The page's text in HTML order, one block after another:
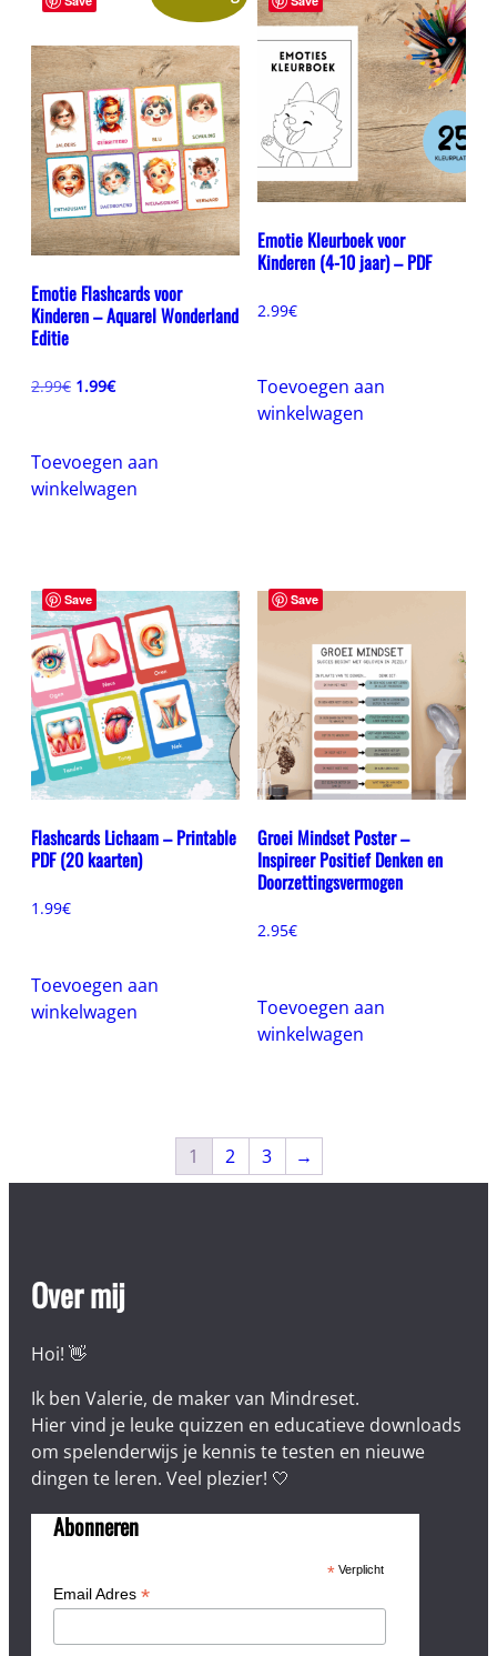
Emotie Flashcards voor
Kinderen – Aquarel Wonderland
Editie
2.99€ Oorspronkelijke
1.99€Huidige
Toevoegen aan
winkelwagen
Emotie Kleurboek voor
Kinderen (4-10 jaar) – PDF
2.99€
Toevoegen aan
winkelwagen
Save
Flashcards Lichaam – Printable
PDF (20 kaarten)
1.99€
Toevoegen aan
winkelwagen
Save
Groei Mindset Poster –
Inspireer Positief Denken en
Doorzettingsvermogen
2.95€
Toevoegen aan
winkelwagen
1 2 3 →
Over mij
Hoi! 👋
Ik ben Valerie, de maker van Mindreset.
Hier vind je leuke quizzen en educatieve downloads
om spelenderwijs je kennis te testen en nieuwe
dingen te leren. Veel plezier! 🤍
Abonneren
*Verplicht
Email Adres *